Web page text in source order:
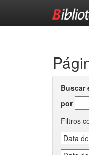
Buscar
por
Filtros